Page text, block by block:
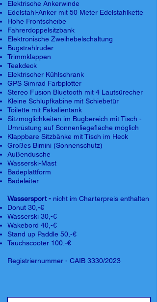
Elektrische Ankerwinde
Edelstahl-Anker mit 50 Meter Edelstahlkette
Hohe Frontscheibe
Fahrerdoppelsitzbank
Elektronische Zweihebelschaltung
Bugstrahlruder
Trimmklappen
Teakdeck
Elektrischer Kühlschrank
GPS Simrad Farbplotter
Stereo Fusion Bluetooth mit 4 Lautsürecher
Kleine Schlupfkabine mit Schiebetür
Toilette mit Fäkalientank
Sitzmöglichkeiten im Bugbereich mit Tisch -
Umrüstung auf Sonnenliegefläche möglich
Klappbare Sitzbänke mit Tisch im Heck
Großes Bimini (Sonnenschutz)
Außendusche
Wasserski-Mast
Badeplattform
Badeleiter
Wassersport - nicht im Charterpreis enthalten
Donut 30,-€
Wasserski 30,-€
Wakebord 40,-€
Stand up Paddle 50,-€
Tauchscooter 100.-€
Registriernummer - CAIB 3330/2023